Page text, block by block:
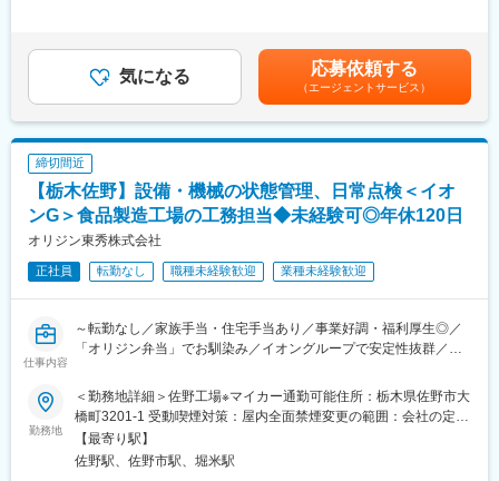
・仕込み作業
■入社後について：
まずはお客様の接客対応、調理補助から徐々にお仕事をお任せし
ていきます！
■組織構成：
各店舗社員は2名在籍予定、パート・アルバイトさんを合わせて
10名程の店舗です
※店舗異動は数年に1回本人の希望を考慮してあります。転居を伴
■当社の特徴/魅力：
比較的若い世代のスタッフが多く活気のあるお店です！
の正社員として腰を据えて働きたい方や将来の夢の為に転職を考
えている方など応募お待ちしております。
また、月1回ミーティングを開いており、意見交換や従業員の仕事
上の要望など聞き常に働きやすい環境作りをしています。将来、
独立することも可能です◎
る）賃金はあくまでも目安の金額であり、選考を通じて上下する
可能性があります。月給(月額)は固定手当を含めた表記です。
気になる 応募依頼する
（エージェントサービス）
締切間近
【栃木佐野】設備・機械の状態管理、日常点検＜イオ
ンG＞食品製造工場の工務担当◆未経験可◎年休120日
オリジン東秀株式会社
正社員 転勤なし 職種未経験歓迎 業種未経験歓迎
仕事内容
～転勤なし／家族手当・住宅手当あり／事業好調・福利厚生◎／
「オリジン弁当」でお馴染み／イオングループで安定性抜群／キ
■業務内容：
・食品製造工場の設備・機械の状態管理
・設備、機器の日常点検と修繕対応
・メンテナンス計画の立案と実行
勤務地
＜勤務地詳細＞佐野工場※マイカー通勤可能住所：栃木県佐野市大
橋町3201-1 受動喫煙対策：屋内全面禁煙変更の範囲：会社の定め
る事業所
【最寄り駅】
佐野駅、佐野市駅、堀米駅